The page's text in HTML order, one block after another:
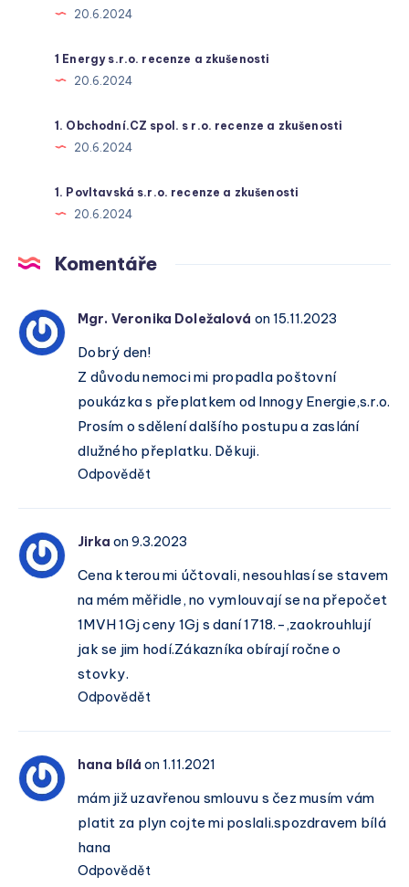
20.6.2024
1 Energy s.r.o. recenze a zkušenosti
20.6.2024
1. Obchodní.CZ spol. s r.o. recenze a zkušenosti
20.6.2024
1. Povltavská s.r.o. recenze a zkušenosti
20.6.2024
Komentáře
Mgr. Veronika Doležalová on 15.11.2023
Dobrý den!
Z důvodu nemoci mi propadla poštovní
poukázka s přeplatkem od Innogy Energie,s.r.o.
Prosím o sdělení dalšího postupu a zaslání
dlužného přeplatku. Děkuji.
Odpovědět
Jirka on 9.3.2023
Cena kterou mi účtovali, nesouhlasí se stavem
na mém měřidle, no vymlouvají se na přepočet
1MVH 1Gj ceny 1Gj s daní 1718.-,zaokrouhlují
jak se jim hodí.Zákazníka obírají ročne o
stovky.
Odpovědět
hana bílá on 1.11.2021
mám již uzavřenou smlouvu s čez musím vám
platit za plyn cojte mi poslali.spozdravem bílá
hana
Odpovědět